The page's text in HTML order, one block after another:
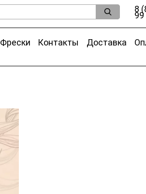
8
99
Фрески Контакты Доставка